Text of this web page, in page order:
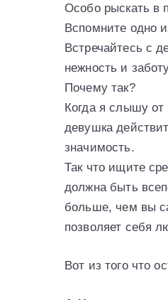
Особо рыскать в
Вспомните одно
Встречайтесь с
нежность и
Почему так?
Когда я слышу от
девушка
значимость.
Так что ищите
должна быть
больше, чем вы
позволяет себя
Вот из того что